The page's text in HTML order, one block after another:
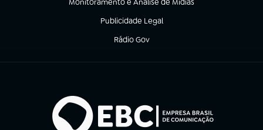
Monitoramento e Análise de Mídias
(abre em nova aba)
Publicidade Legal
(abre em nova aba)
Rádio Gov
(abre em nova aba)